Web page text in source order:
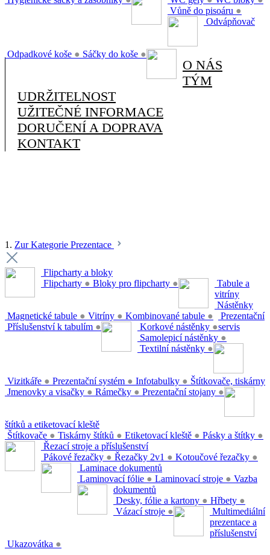
Vůně do pisoáru ●
Odpadkové koše ● Sáčky do koše ●
Odvápňovač
O NÁS
TÝM
UDRŽITELNOST
UŽITEČNÉ INFORMACE
DORUČENÍ A DOPRAVA
KONTAKT
1. Zur Kategorie Prezentace
Flipcharty a bloky
Flipcharty ● Bloky pro flipcharty ●
Tabule a
vitríny
Magnetické tabule ● Vitríny ● Kombinované tabule ●
Příslušenství k tabulím ●
Nástěnky
Korkové nástěnky ●
Samolepicí nástěnky ●
Textilní nástěnky ●
Prezentační
servis
Vizitkáře ● Prezentační systém ● Infotabulky ●
Jmenovky a visačky ● Rámečky ● Prezentační stojany ●
Štítkovače, tiskárny
štítků a etiketovací kleště
Štítkovače ● Tiskárny štítků ● Etiketovací kleště ● Pásky a štítky ●
Řezací stroje a příslušenství
Pákové řezačky ● Řezačky 2v1 ● Kotoučové řezačky ●
Laminace dokumentů
Laminovací fólie ● Laminovací stroje ● Vazba
dokumentů
Desky, fólie a kartony ● Hřbety ●
Vázací stroje ●
Multimediální
prezentace a
příslušenství
Ukazovátka ●